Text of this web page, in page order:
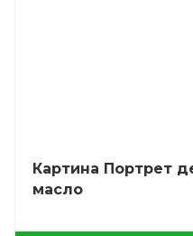
Картина Портрет
масло